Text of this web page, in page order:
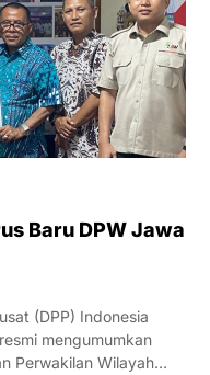
Baru DPW Jawa
(DPP) Indonesia
mengumumkan
Perwakilan Wilayah…